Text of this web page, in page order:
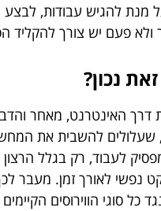
להגיש עבודות, לבצע
פעם יש צורך להקליד
נכון?
האינטרנט, מאחר
שעלולים להשבית את
לעבוד, רק בגלל
לאורך זמן. מעבר
סוגי הווירוסים